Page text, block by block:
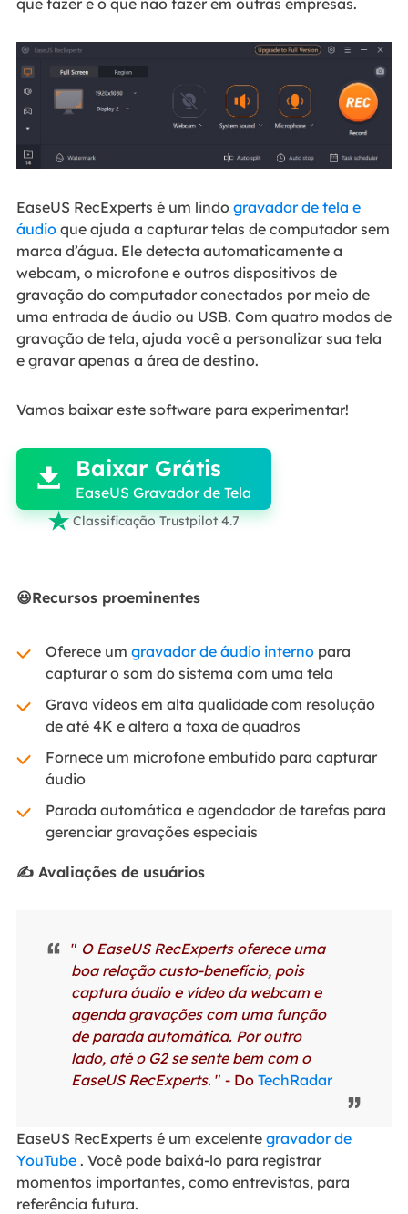
EaseUS RecExperts é um lindo gravador de tela e
áudioque ajuda a capturar telas de computador sem
marca d’água. Ele detecta automaticamente a
webcam, o microfone e outros dispositivos de
gravação do computador conectados por meio de
uma entrada de áudio ou USB. Com quatro modos de
gravação de tela, ajuda você a personalizar sua tela
e gravar apenas a área de destino.
Vamos baixar este software para experimentar!

 Baixar Grátis
EaseUS Gravador de Tela
 Classificação Trustpilot 4.7
😃Recursos proeminentes
Oferece um gravador de áudio internopara
capturar o som do sistema com uma tela
Grava vídeos em alta qualidade com resolução
de até 4K e altera a taxa de quadros
Fornece um microfone embutido para capturar
áudio
Parada automática e agendador de tarefas para
gerenciar gravações especiais
✍️ Avaliações de usuários
" O EaseUS RecExperts oferece uma
boa relação custo-benefício, pois
captura áudio e vídeo da webcam e
agenda gravações com uma função
de parada automática. Por outro
lado, até o G2 se sente bem com o
EaseUS RecExperts." - Do TechRadar
EaseUS RecExperts é um excelente gravador de
YouTube. Você pode baixá-lo para registrar
momentos importantes, como entrevistas, para
referência futura.